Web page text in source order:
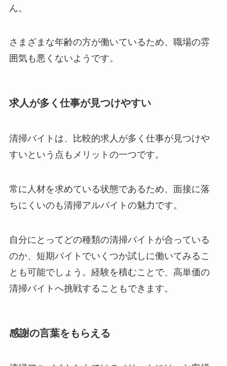
ん。
さまざまな年齢の方が働いているため、職場の雰
囲気も悪くないようです。
求人が多く仕事が見つけやすい
清掃バイトは、比較的求人が多く仕事が見つけや
すいという点もメリットの一つです。
常に人材を求めている状態であるため、面接に落
ちにくいのも清掃アルバイトの魅力です。
自分にとってどの種類の清掃バイトが合っている
のか、短期バイトでいくつか試しに働いてみるこ
とも可能でしょう。経験を積むことで、高単価の
清掃バイトへ挑戦することもできます。
感謝の言葉をもらえる